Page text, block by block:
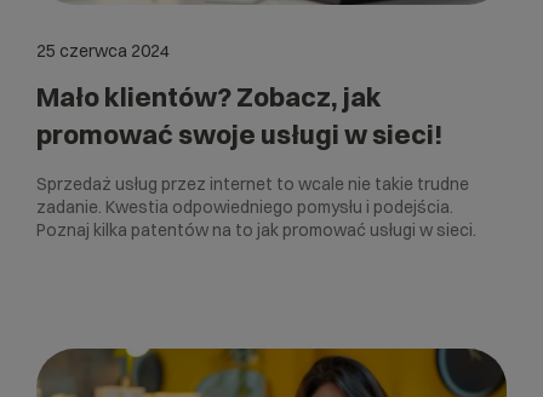
25 czerwca 2024
Mało klientów? Zobacz, jak
promować swoje usługi w sieci!
Sprzedaż usług przez internet to wcale nie takie trudne
zadanie. Kwestia odpowiedniego pomysłu i podejścia.
Poznaj kilka patentów na to jak promować usługi w sieci.